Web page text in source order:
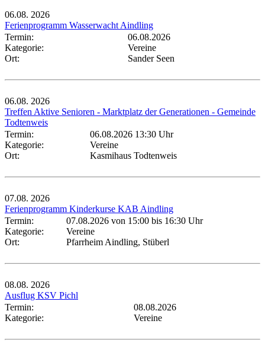
06.08. 2026
Ferienprogramm Wasserwacht Aindling
Termin:
06.08.2026
Kategorie:
Vereine
Ort:
Sander Seen
06.08. 2026
Treffen Aktive Senioren - Marktplatz der Generationen - Gemeinde
Todtenweis
Termin:
06.08.2026 13:30 Uhr
Kategorie:
Vereine
Ort:
Kasmihaus Todtenweis
07.08. 2026
Ferienprogramm Kinderkurse KAB Aindling
Termin:
07.08.2026 von 15:00 bis 16:30 Uhr
Kategorie:
Vereine
Ort:
Pfarrheim Aindling, Stüberl
08.08. 2026
Ausflug KSV Pichl
Termin:
08.08.2026
Kategorie:
Vereine